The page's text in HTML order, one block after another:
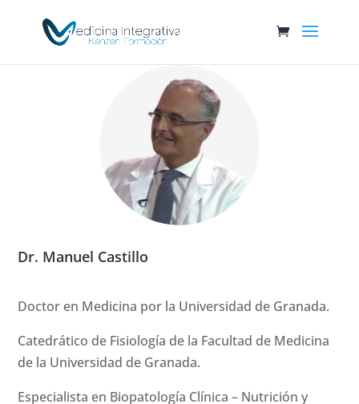
Dr. Manuel Castillo
Doctor en Medicina por la Universidad de Granada.
Catedrático de Fisiología de la Facultad de Medicina
de la Universidad de Granada.
Especialista en Biopatología Clínica – Nutrición y